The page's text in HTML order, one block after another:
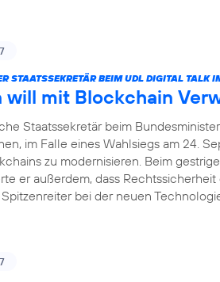
STAATSSEKRETÄR BEIM UDL DIGITAL TALK
will mit Blockchain
Staatssekretär beim
im Falle eines Wahlsiegs am 24.
zu modernisieren. Beim
er außerdem, dass
bei der neuen